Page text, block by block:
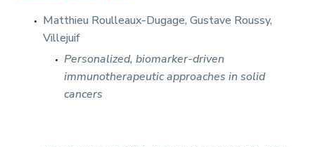
Matthieu Roulleaux-Dugage, Gustave Roussy,
Villejuif
Personalized, biomarker-driven
immunotherapeutic approaches in solid
cancers